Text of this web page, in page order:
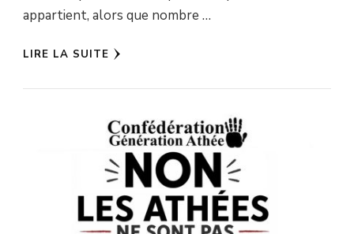
appartient, alors que nombre …
LIRE LA SUITE